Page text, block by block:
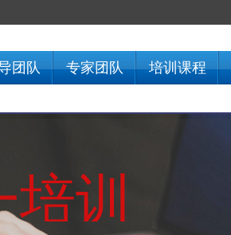
团队 专家团队 培训课程
训